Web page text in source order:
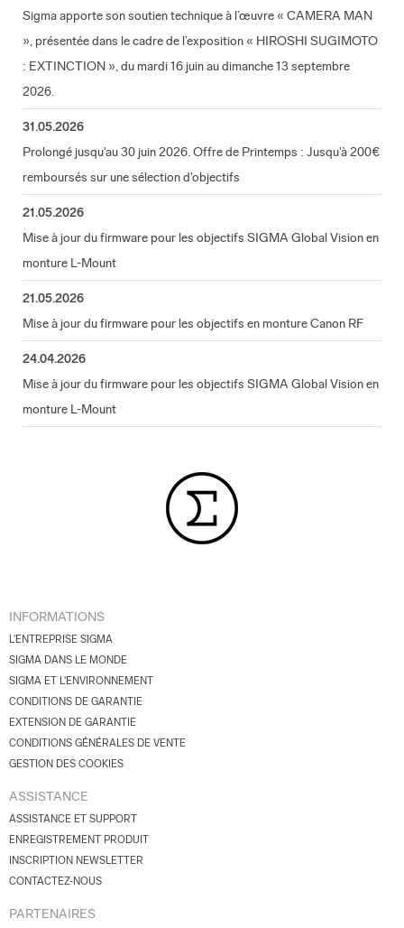
Sigma apporte son soutien technique à l’œuvre « CAMERA MAN
», présentée dans le cadre de l’exposition « HIROSHI SUGIMOTO
: EXTINCTION », du mardi 16 juin au dimanche 13 septembre
2026.
31.05.2026
Prolongé jusqu'au 30 juin 2026. Offre de Printemps : Jusqu'à 200€
remboursés sur une sélection d'objectifs
21.05.2026
Mise à jour du firmware pour les objectifs SIGMA Global Vision en
monture L-Mount
21.05.2026
Mise à jour du firmware pour les objectifs en monture Canon RF
24.04.2026
Mise à jour du firmware pour les objectifs SIGMA Global Vision en
monture L-Mount
INFORMATIONS
L'ENTREPRISE SIGMA
SIGMA DANS LE MONDE
SIGMA ET L'ENVIRONNEMENT
CONDITIONS DE GARANTIE
EXTENSION DE GARANTIE
CONDITIONS GÉNÉRALES DE VENTE
GESTION DES COOKIES
ASSISTANCE
ASSISTANCE ET SUPPORT
ENREGISTREMENT PRODUIT
INSCRIPTION NEWSLETTER
CONTACTEZ-NOUS
PARTENAIRES